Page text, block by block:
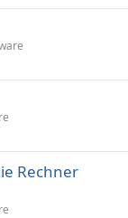
Rechner